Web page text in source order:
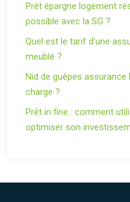
Prêt épargne logement
possible avec la SG ?
Quel est le tarif d’une
meublé ?
Nid de guêpes assurance
charge ?
Prêt in fine : comment
optimiser son